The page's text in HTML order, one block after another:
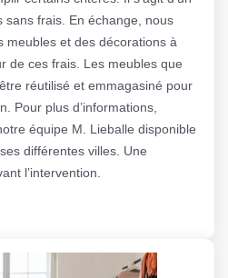
sans frais. En échange, nous
meubles et des décorations à
de ces frais. Les meubles que
réutilisé et emmagasiné pour
Pour plus d’informations,
équipe M. Lieballe disponible
différentes villes. Une
l’intervention.